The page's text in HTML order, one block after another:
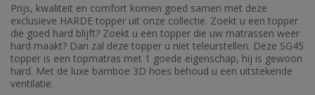
Prijs, kwaliteit en comfort komen goed samen met deze
exclusieve HARDE topper uit onze collectie. Zoekt u een topper
die goed hard blijft? Zoekt u een topper die uw matrassen weer
hard maakt? Dan zal deze topper u niet teleurstellen. Deze SG45
topper is een topmatras met 1 goede eigenschap, hij is gewoon
hard. Met de luxe bamboe 3D hoes behoud u een uitstekende
ventilatie.